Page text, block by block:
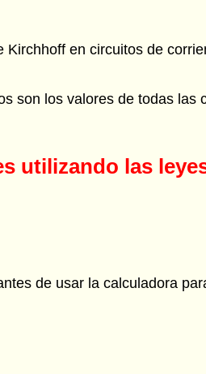
en circuitos de
son los valores de todas las
utilizando las
de usar la calculadora